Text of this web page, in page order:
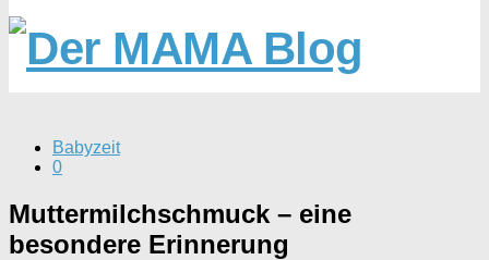
Babyzeit
0
Muttermilchschmuck – eine
besondere Erinnerung